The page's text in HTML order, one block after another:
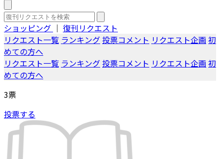
ショッピング ｜ 復刊リクエスト
リクエスト一覧 ランキング投票コメント リクエスト企画 初
めての方へ
リクエスト一覧 ランキング投票コメント リクエスト企画 初
めての方へ
3票
投票する